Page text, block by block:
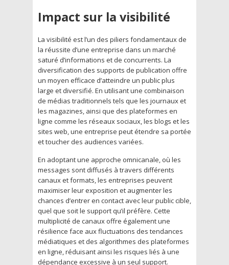
Impact sur la visibilité
La visibilité est l’un des piliers fondamentaux de
la réussite d’une entreprise dans un marché
saturé d’informations et de concurrents. La
diversification des supports de publication offre
un moyen efficace d’atteindre un public plus
large et diversifié. En utilisant une combinaison
de médias traditionnels tels que les journaux et
les magazines, ainsi que des plateformes en
ligne comme les réseaux sociaux, les blogs et les
sites web, une entreprise peut étendre sa portée
et toucher des audiences variées.
En adoptant une approche omnicanale, où les
messages sont diffusés à travers différents
canaux et formats, les entreprises peuvent
maximiser leur exposition et augmenter les
chances d’entrer en contact avec leur public cible,
quel que soit le support qu’il préfère. Cette
multiplicité de canaux offre également une
résilience face aux fluctuations des tendances
médiatiques et des algorithmes des plateformes
en ligne, réduisant ainsi les risques liés à une
dépendance excessive à un seul support.